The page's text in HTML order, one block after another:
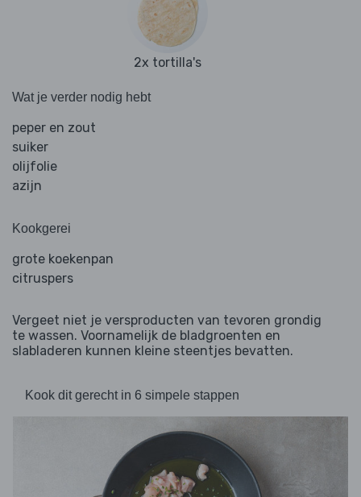
2x tortilla's
Wat je verder nodig hebt
peper en zout
suiker
olijfolie
azijn
Kookgerei
grote koekenpan
citruspers
Vergeet niet je versproducten van tevoren grondig
te wassen. Voornamelijk de bladgroenten en
slabladeren kunnen kleine steentjes bevatten.
Kook dit gerecht in 6 simpele stappen